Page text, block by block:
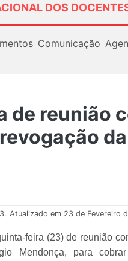
DOS
Comunicação
de reunião
Atualizado em 23 de Fevereiro
feira (23) de reunião
Mendonça, para